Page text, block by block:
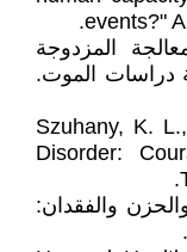
events?"
(2017). "المعالجة المزدوجة
دراسات الموت.
5. Szuhany, K.
Disorder:
الموت والحزن والفقدان: